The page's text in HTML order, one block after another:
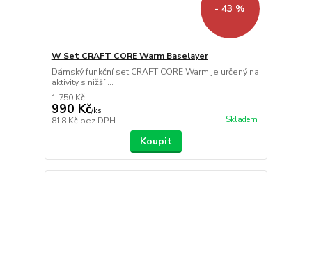
- 43 %
W Set CRAFT CORE Warm Baselayer
Dámský funkční set CRAFT CORE Warm je určený na
aktivity s nižší ...
1 750 Kč
990 Kč/ks
818 Kč bez DPH Skladem
Koupit